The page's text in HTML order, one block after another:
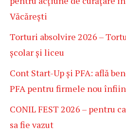
Văcărești
Torturi absolvire 2026 –
școlar și liceu
Cont Start-Up și PFA: află
PFA pentru firmele nou
CONIL FEST 2026 – pentru
sa fie vazut